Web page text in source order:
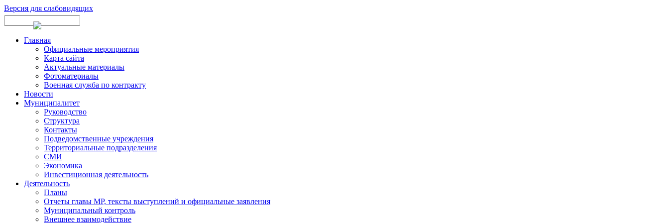
Версия для слабовидящих
Главная
Официальные мероприятия
Карта сайта
Актуальные материалы
Фотоматериалы
Военная служба по контракту
Новости
Муниципалитет
Руководство
Структура
Контакты
Подведомственные учреждения
Территориальные подразделения
СМИ
Экономика
Инвестиционная деятельность
Деятельность
Планы
Отчеты главы МР, тексты выступлений и официальные заявления
Муниципальный контроль
Внешнее взаимодействие